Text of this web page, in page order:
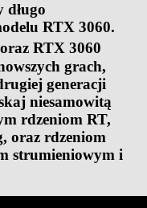
długo
RTX 3060.
RTX 3060
grach,
generacji
niesamowitą
rdzeniom RT,
oraz rdzeniom
strumieniowym i